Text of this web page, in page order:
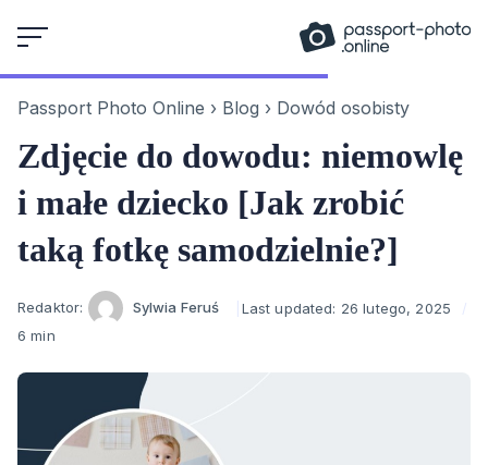
to
Passport Photo Online › Blog › Dowód osobisty
Zdjęcie do dowodu: niemowlę
i małe dziecko [Jak zrobić
taką fotkę samodzielnie?]
Author
Redaktor: Sylwia Feruś Last updated: 26 lutego, 2025
6 min